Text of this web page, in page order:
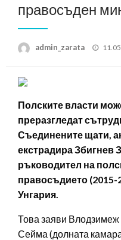
правосъден
admin_zarata
Полските власти
преразгледат
Съединените щати,
екстрадира Збигнев
ръководител на
правосъдието (2015-
Унгария.
Това заяви Влодзимеж
Сейма (долната